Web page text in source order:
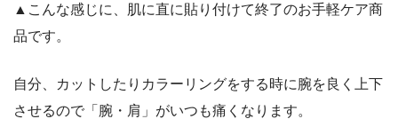
▲こんな感じに、肌に直に貼り付けて終了のお手軽ケア商
品です。
自分、カットしたりカラーリングをする時に腕を良く上下
させるので「腕・肩」がいつも痛くなります。